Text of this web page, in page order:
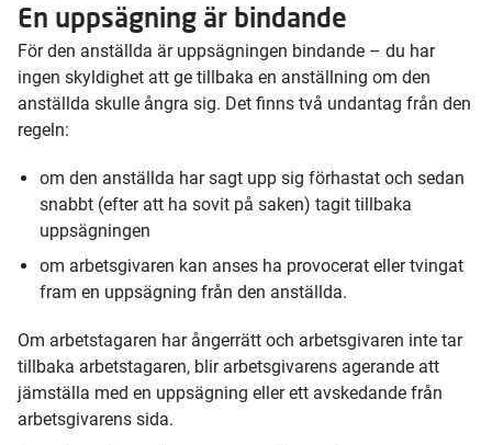
En uppsägning är bindande
För den anställda är uppsägningen bindande – du har
ingen skyldighet att ge tillbaka en anställning om den
anställda skulle ångra sig. Det finns två undantag från den
regeln:
om den anställda har sagt upp sig förhastat och sedan
snabbt (efter att ha sovit på saken) tagit tillbaka
uppsägningen
om arbetsgivaren kan anses ha provocerat eller tvingat
fram en uppsägning från den anställda.
Om arbetstagaren har ångerrätt och arbetsgivaren inte tar
tillbaka arbetstagaren, blir arbetsgivarens agerande att
jämställa med en uppsägning eller ett avskedande från
arbetsgivarens sida.